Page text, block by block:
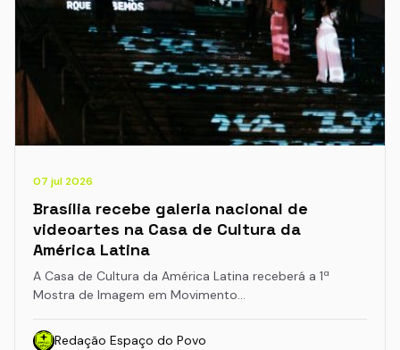
07 jul 2026
Brasília recebe galeria nacional de
videoartes na Casa de Cultura da
América Latina
A Casa de Cultura da América Latina receberá a 1ª
Mostra de Imagem em Movimento…
Redação Espaço do Povo